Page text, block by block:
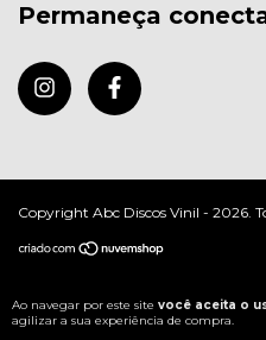
Ao navegar por este site você aceita o
agilizar a sua experiência de compra.
Permaneça
Copyright Abc Discos Vinil - 2026.